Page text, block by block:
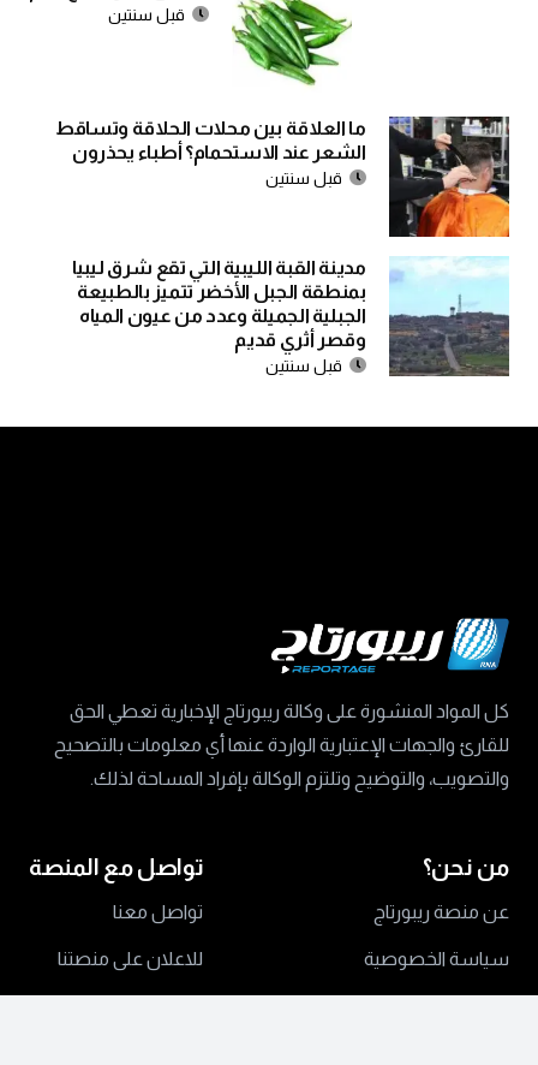
قبل سنتين
ما العلاقة بين محلات الحلاقة وتساقط
الشعر عند الاستحمام؟ أطباء يحذرون
قبل سنتين
مدينة القبة الليبية التي تقع شرق ليبيا
بمنطقة الجبل الأخضر تتميز بالطبيعة
الجبلية الجميلة وعدد من عيون المياه
وقصر أثري قديم
قبل سنتين
كل المواد المنشورة على وكالة ريبورتاج الإخبارية تعطي الحق
للقارئ والجهات الإعتبارية الواردة عنها أي معلومات بالتصحيح
والتصويب، والتوضيح وتلتزم الوكالة بإفراد المساحة لذلك.
من نحن؟
عن منصة ريبورتاج
سياسة الخصوصية
تواصل مع المنصة
تواصل معنا
للاعلان على منصتنا